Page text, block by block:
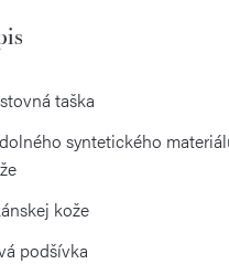
taška
syntetického
kože
podšívka